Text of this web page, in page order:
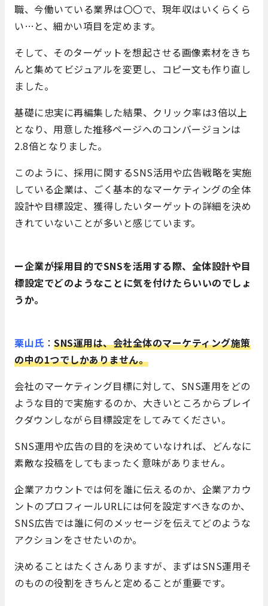
職、今働いている業界は〇〇で、現年収はいくらくら
い…と、細かい項目を定めます。
そして、そのターゲットを想起させる画像素材をきち
んと集めてビジュアルを変更し、コピー文も作り直し
ました。
基礎に忠実に再編集した結果、クリック率は3倍以上
となり、用意した推移ページへのコンバージョンは
2.8倍となりました。
このように、採用に関するSNS活用や広告戦略を実施
している企業は、ごく基本的なマーケティングの全体
設計や目標設定、獲得したいターゲットの詳細を決め
きれていないことが多いと感じています。
ー企業が採用目的でSNSを活用する際、全体設計や目
標設定でどのようなことに気を付けたらいいのでしょ
うか。
栗山氏 ： SNS運用は、会社全体のマーケティング施策
の中の1つでしかありません。
会社のマーケティング目標に対して、SNS運用をどの
ような目的で実施するのか、大きいところからブレイ
クダウンしながら目標設定をしてみてください。
SNS運用や広告の目的を決めていなければ、どんなに
素敵な投稿をしてもまったく意味がありません。
企業アカウントでは何を誰に伝えるのか、企業アカウ
ントのプロフィールURLには何を設定すべきなのか、
SNS広告では誰に何のメッセージを伝えてどのような
アクションをさせたいのか。
決めることはたくさんありますが、まずはSNS運用そ
のものの役割をきちんと定めることが重要です。